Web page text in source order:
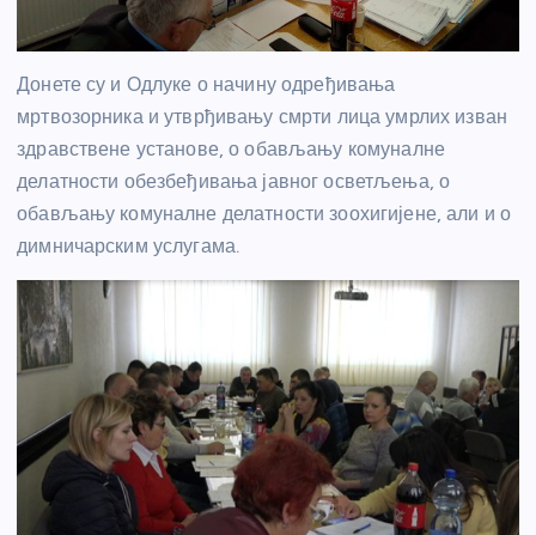
Донете су и Одлуке о начину одређивања
мртвозорника и утврђивању смрти лица умрлих изван
здравствене установе, о обављању комуналне
делатности обезбеђивања јавног осветљења, о
обављању комуналне делатности зоохигијене, али и о
димничарским услугама.